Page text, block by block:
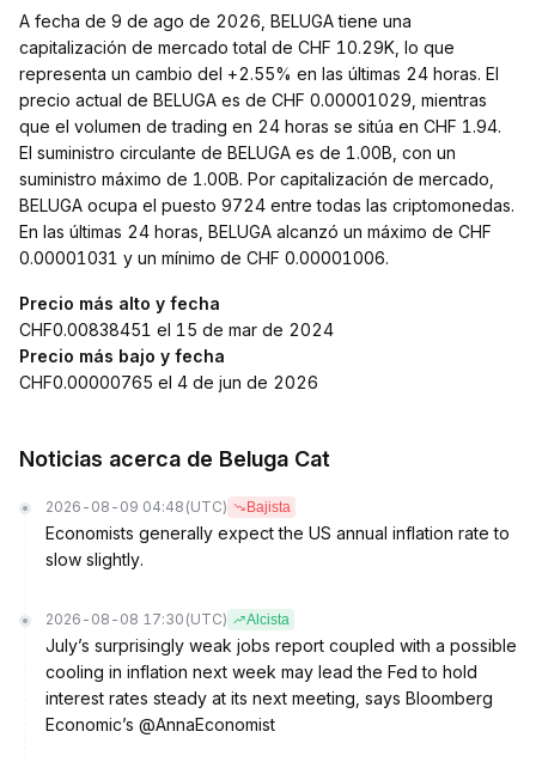
A fecha de 9 de ago de 2026, BELUGA tiene una
capitalización de mercado total de CHF 10.29K, lo que
representa un cambio del +2.55% en las últimas 24 horas. El
precio actual de BELUGA es de CHF 0.00001029, mientras
que el volumen de trading en 24 horas se sitúa en CHF 1.94.
El suministro circulante de BELUGA es de 1.00B, con un
suministro máximo de 1.00B. Por capitalización de mercado,
BELUGA ocupa el puesto 9724 entre todas las criptomonedas.
En las últimas 24 horas, BELUGA alcanzó un máximo de CHF
0.00001031 y un mínimo de CHF 0.00001006.
Precio más alto y fecha
CHF0.00838451 el 15 de mar de 2024
Precio más bajo y fecha
CHF0.00000765 el 4 de jun de 2026
Noticias acerca de Beluga Cat
2026-08-09 04:48 (UTC) Bajista
Economists generally expect the US annual inflation rate to
slow slightly.
2026-08-08 17:30 (UTC) Alcista
July’s surprisingly weak jobs report coupled with a possible
cooling in inflation next week may lead the Fed to hold
interest rates steady at its next meeting, says Bloomberg
Economic’s @AnnaEconomist